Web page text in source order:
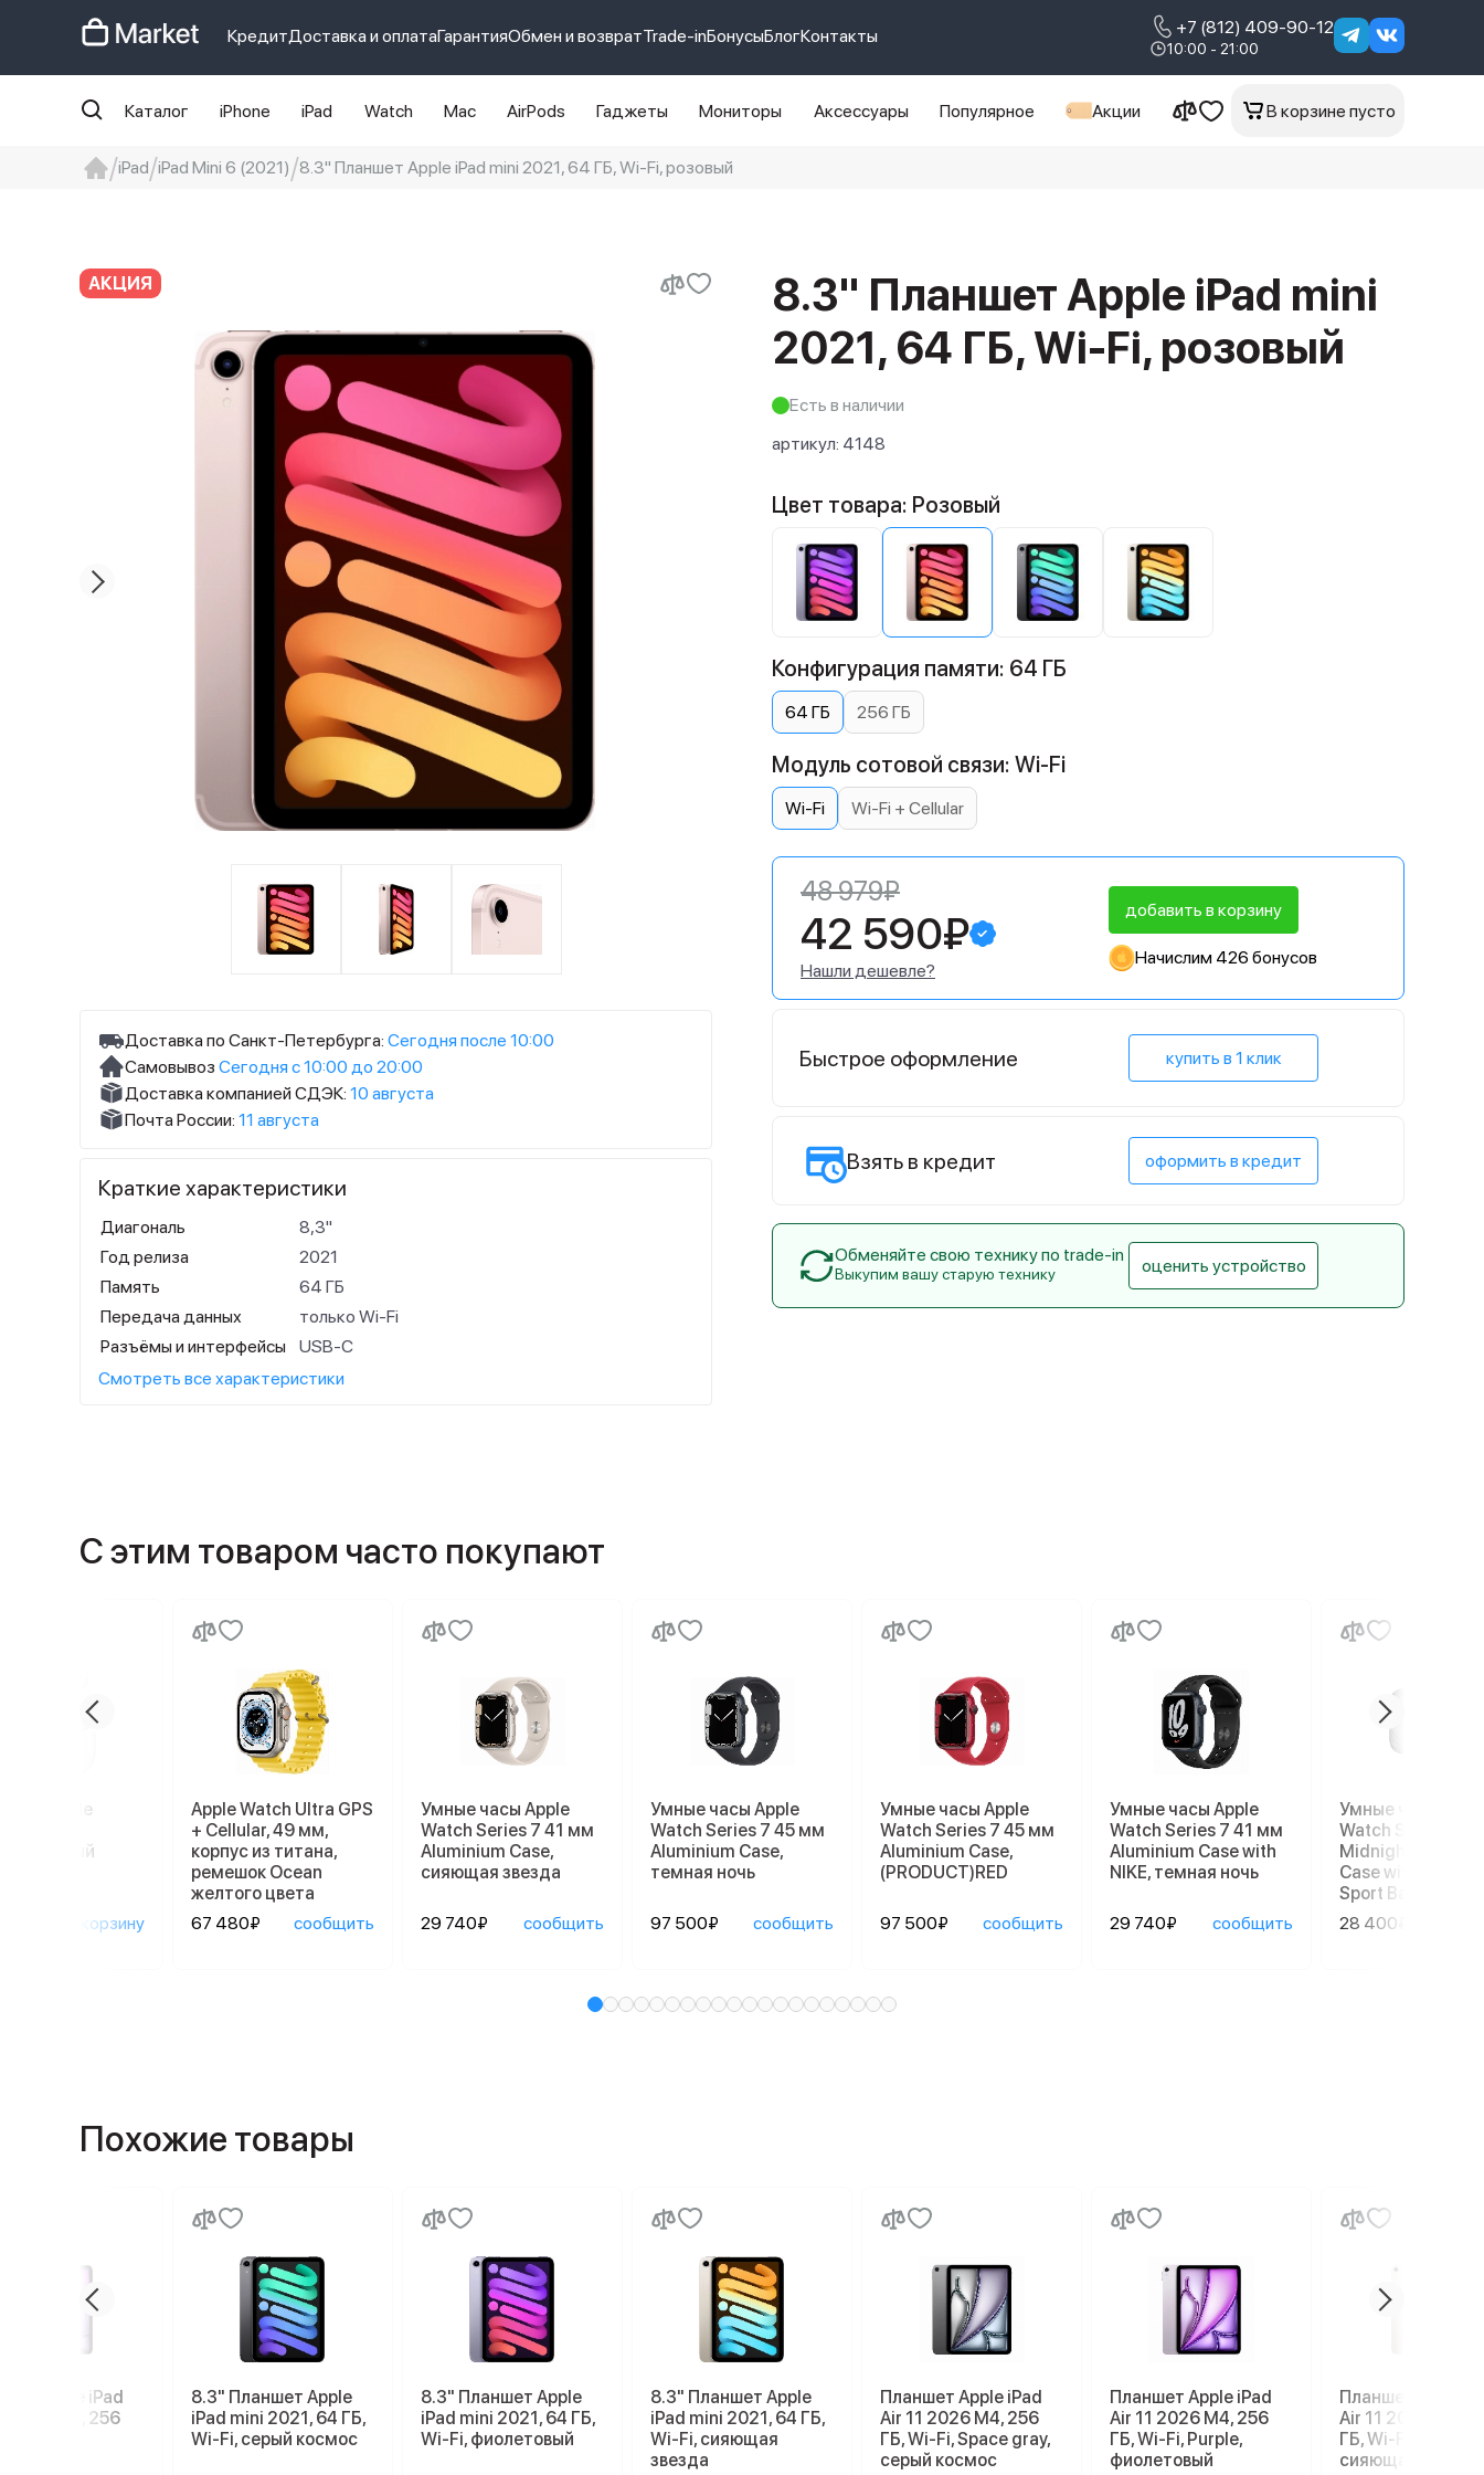
КредитДоставка и оплатаГарантияОбмен и возвратTrade-inБонусыБлогКонтакты +7 (812) 409-90-12
10:00 - 21:00
Каталог iPhone iPad Watch Mac AirPods Гаджеты Мониторы Аксессуары Популярное Акции В корзине пусто
iPad iPad Mini 6 (2021) 8.3" Планшет Apple iPad mini 2021, 64 ГБ, Wi-Fi, розовый
АКЦИЯ
8.3" Планшет Apple iPad mini
2021, 64 ГБ, Wi-Fi, розовый
Есть в наличии
артикул: 4148
Доставка по Санкт-Петербурга: Сегодня после 10:00
Самовывоз Сегодня с 10:00 до 20:00
Доставка компанией СДЭК: 10 августа
Почта России: 11 августа
Краткие характеристики
Диагональ
8,3"
Год релиза
2021
Память
64 ГБ
Передача данных
только Wi-Fi
Разъёмы и интерфейсы
USB‑C
Смотреть все характеристики
Цвет товара: Розовый
Конфигурация памяти: 64 ГБ
64 ГБ 256 ГБ
Модуль сотовой связи: Wi-Fi
Wi-Fi Wi-Fi + Cellular
48 979₽
42 590₽
Нашли дешевле?
добавить в корзину
Начислим 426 бонусов
Быстрое оформление купить в 1 клик
Взять в кредит оформить в кредит
Обменяйте свою технику по trade-in
Выкупим вашу старую технику оценить устройство
С этим товаром часто покупают
Apple
белый
в корзину
Apple Watch Ultra GPS
+ Cellular, 49 мм,
корпус из титана,
ремешок Ocean
желтого цвета
67 480₽
сообщить
Умные часы Apple
Watch Series 7 41 мм
Aluminium Case,
сияющая звезда
29 740₽ сообщить
Умные часы Apple
Watch Series 7 45 мм
Aluminium Case,
темная ночь
97 500₽ сообщить
Умные часы Apple
Watch Series 7 45 мм
Aluminium Case,
(PRODUCT)RED
97 500₽ сообщить
Умные часы Apple
Watch Series 7 41 мм
Aluminium Case with
NIKE, темная ночь
29 740₽ сообщить
Умные часы
Watch Series 8
Midnight
Case with
Sport Band
28 400₽
Похожие товары
Apple iPad
2026 M4, 256
8.3" Планшет Apple
iPad mini 2021, 64 ГБ,
Wi-Fi, серый космос
8.3" Планшет Apple
iPad mini 2021, 64 ГБ,
Wi-Fi, фиолетовый
8.3" Планшет Apple
iPad mini 2021, 64 ГБ,
Wi-Fi, сияющая
звезда
Планшет Apple iPad
Air 11 2026 M4, 256
ГБ, Wi-Fi, Space gray,
серый космос
Планшет Apple iPad
Air 11 2026 M4, 256
ГБ, Wi-Fi, Purple,
фиолетовый
Планшет Apple
Air 11 2026 M4,
ГБ, Wi-Fi,
сияющая звезда